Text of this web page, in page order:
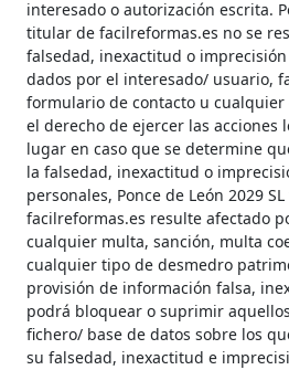
interesado o autorización escrita.
titular de facilreformas.es no se
falsedad, inexactitud o
dados por el interesado/ usuario,
formulario de contacto u cualquier
el derecho de ejercer las acciones
lugar en caso que se determine
la falsedad, inexactitud o
personales, Ponce de León 2029
facilreformas.es resulte afectado
cualquier multa, sanción, multa
cualquier tipo de desmedro
provisión de información falsa,
podrá bloquear o suprimir
fichero/ base de datos sobre los
su falsedad, inexactitud e